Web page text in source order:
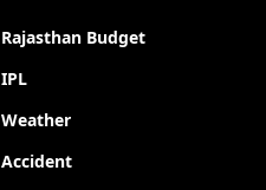
Rajasthan Budget
IPL
Weather
Accident